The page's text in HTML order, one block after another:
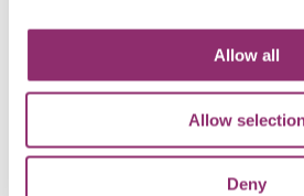
Allow all
Allow
Deny
Topper ben je, veel succes maar
👍